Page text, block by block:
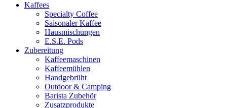
Kaffees
Specialty Coffee
Saisonaler Kaffee
Hausmischungen
E.S.E. Pods
Zubereitung
Kaffeemaschinen
Kaffeemühlen
Handgebrüht
Outdoor & Camping
Barista Zubehör
Zusatzprodukte